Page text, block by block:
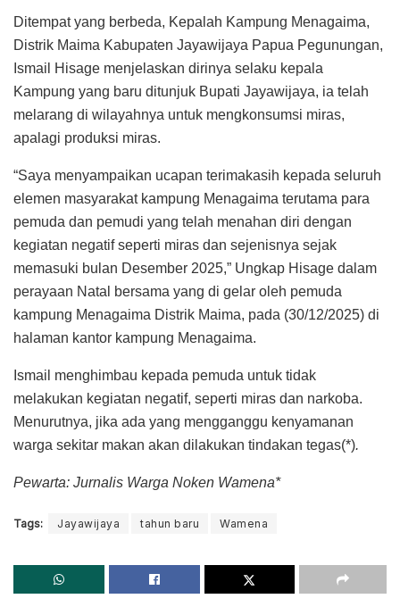
Ditempat yang berbeda, Kepalah Kampung Menagaima,
Distrik Maima Kabupaten Jayawijaya Papua Pegunungan,
Ismail Hisage menjelaskan dirinya selaku kepala
Kampung yang baru ditunjuk Bupati Jayawijaya, ia telah
melarang di wilayahnya untuk mengkonsumsi miras,
apalagi produksi miras.
“Saya menyampaikan ucapan terimakasih kepada seluruh
elemen masyarakat kampung Menagaima terutama para
pemuda dan pemudi yang telah menahan diri dengan
kegiatan negatif seperti miras dan sejenisnya sejak
memasuki bulan Desember 2025,” Ungkap Hisage dalam
perayaan Natal bersama yang di gelar oleh pemuda
kampung Menagaima Distrik Maima, pada (30/12/2025) di
halaman kantor kampung Menagaima.
Ismail menghimbau kepada pemuda untuk tidak
melakukan kegiatan negatif, seperti miras dan narkoba.
Menurutnya, jika ada yang mengganggu kenyamanan
warga sekitar makan akan dilakukan tindakan tegas(*).
Pewarta: Jurnalis Warga Noken Wamena*
Tags: Jayawijaya tahun baru Wamena